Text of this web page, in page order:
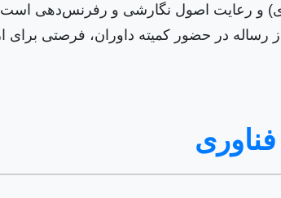
و رعایت اصول نگارشی و رفرنس‌دهی
در حضور کمیته داوران، فرصتی برای